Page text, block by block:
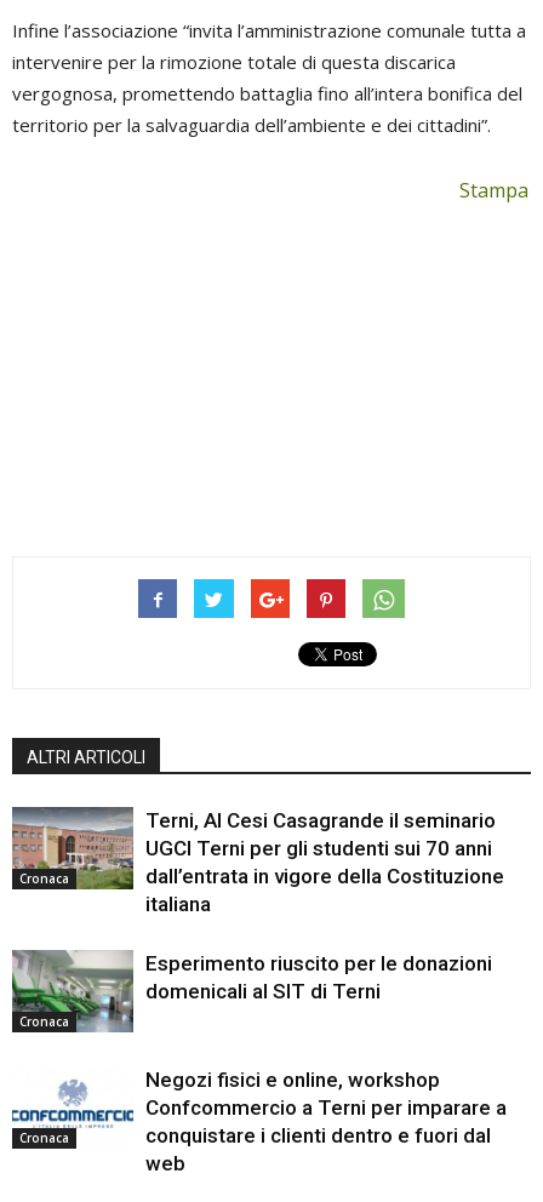
Infine l’associazione “invita l’amministrazione comunale tutta a
intervenire per la rimozione totale di questa discarica
vergognosa, promettendo battaglia fino all’intera bonifica del
territorio per la salvaguardia dell’ambiente e dei cittadini”.
Stampa
ALTRI ARTICOLI
Cronaca
Terni, Al Cesi Casagrande il seminario
UGCI Terni per gli studenti sui 70 anni
dall’entrata in vigore della Costituzione
italiana
Cronaca
Esperimento riuscito per le donazioni
domenicali al SIT di Terni
Cronaca
Negozi fisici e online, workshop
Confcommercio a Terni per imparare a
conquistare i clienti dentro e fuori dal
web